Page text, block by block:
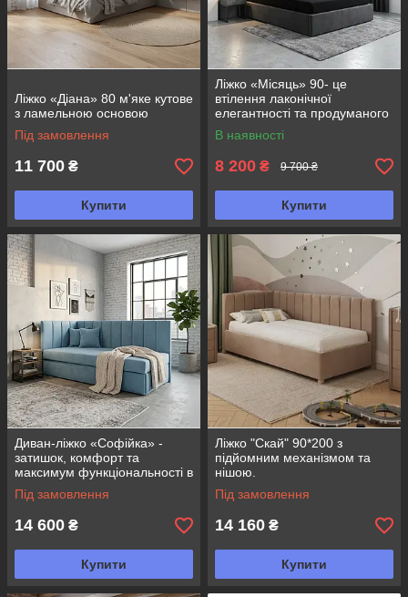
Ліжко «Діана» 80 м'яке кутове
з ламельною основою
Під замовлення
11 700 ₴
Купити
Ліжко «Місяць» 90- це
втілення лаконічної
елегантності та продуманого
комфорту
В наявності
8 200 ₴ 9 700 ₴
Купити
Диван-ліжко «Софійка» -
затишок, комфорт та
максимум функціональності в
компактному форматі
Під замовлення
14 600 ₴
Купити
Ліжко "Скай" 90*200 з
підйомним механізмом та
нішою.
Під замовлення
14 160 ₴
Купити